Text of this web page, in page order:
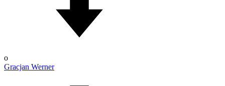
o
Gracjan Werner